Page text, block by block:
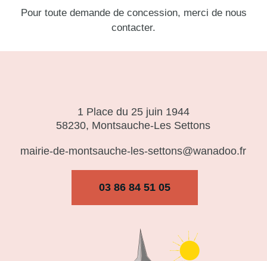
Pour toute demande de concession, merci de nous
contacter.
1 Place du 25 juin 1944
58230, Montsauche-Les Settons
mairie-de-montsauche-les-settons@wanadoo.fr
03 86 84 51 05